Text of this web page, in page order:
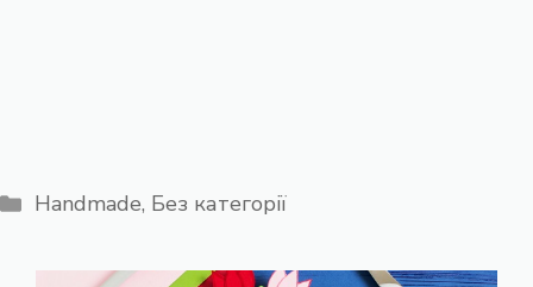
Категорії
Handmade, Без категорії